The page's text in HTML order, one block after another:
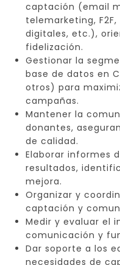
captación (email
telemarketing,
digitales, etc.),
fidelización.
Gestionar la
base de datos en
otros) para
campañas.
Mantener la
donantes,
de calidad.
Elaborar informes
resultados,
mejora.
Organizar y
captación y
Medir y evaluar el
comunicación y
Dar soporte a los
necesidades de